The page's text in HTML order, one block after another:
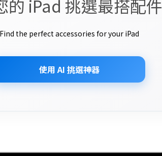
的 iPad 挑選最搭配件
Find the perfect accessories for your iPad
使用 AI 挑選神器